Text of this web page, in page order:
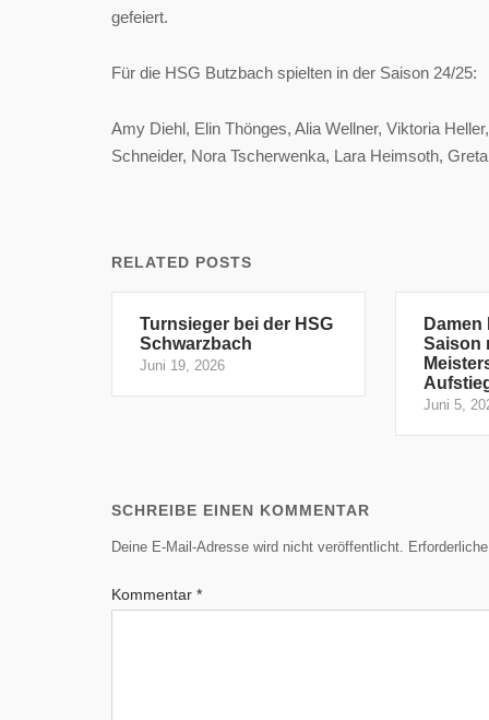
gefeiert.
Für die HSG Butzbach spielten in der Saison 24/25:
Amy Diehl, Elin Thönges, Alia Wellner, Viktoria
Schneider, Nora Tscherwenka, Lara Heimsoth,
RELATED POSTS
Turnsieger bei der HSG
Schwarzbach
Juni 19, 2026
Saison
Juni 5,
SCHREIBE EINEN KOMMENTAR
Deine E-Mail-Adresse wird nicht veröffentlicht.
Kommentar *